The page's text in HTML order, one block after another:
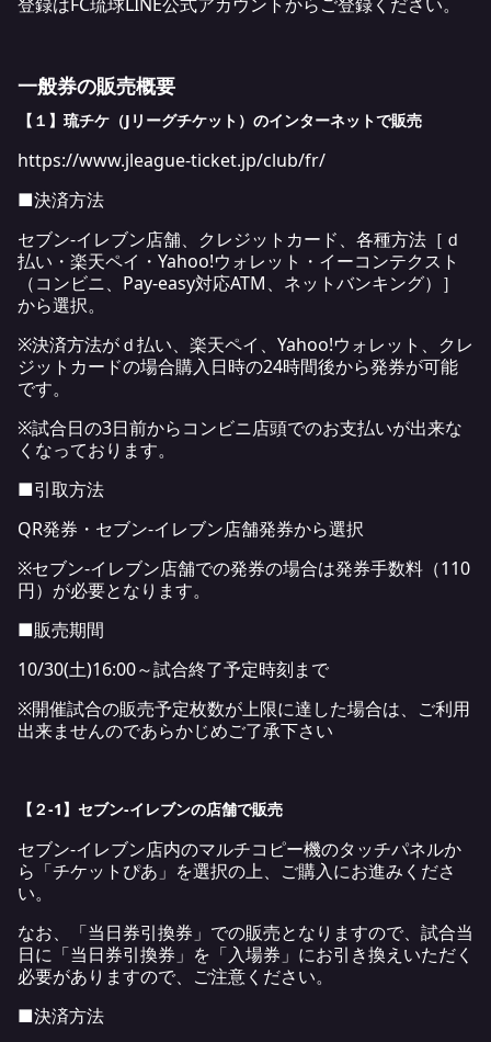
一般券の販売概要
【１】琉チケ（Jリーグチケット）のインターネットで販売
https://www.jleague-ticket.jp/club/fr/
■決済方法
セブン-イレブン店舗、クレジットカード、各種方法［ｄ
払い・楽天ペイ・Yahoo!ウォレット・イーコンテクスト
（コンビニ、Pay-easy対応ATM、ネットバンキング）］
から選択。
※決済方法がｄ払い、楽天ペイ、Yahoo!ウォレット、クレ
ジットカードの場合購入日時の24時間後から発券が可能
です。
※試合日の3日前からコンビニ店頭でのお支払いが出来な
くなっております。
■引取方法
QR発券・セブン-イレブン店舗発券から選択
※セブン-イレブン店舗での発券の場合は発券手数料（110
円）が必要となります。
■販売期間
10/30(土)16:00～試合終了予定時刻まで
※開催試合の販売予定枚数が上限に達した場合は、ご利用
出来ませんのであらかじめご了承下さい
【２-1】セブン-イレブンの店舗で販売
セブン‐イレブン店内のマルチコピー機のタッチパネルか
ら「チケットぴあ」を選択の上、ご購入にお進みくださ
い。
なお、「当日券引換券」での販売となりますので、試合当
日に「当日券引換券」を「入場券」にお引き換えいただく
必要がありますので、ご注意ください。
■決済方法